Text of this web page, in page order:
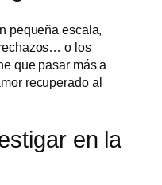
pequeña escala,
o los
que pasar más a
recuperado al
en la